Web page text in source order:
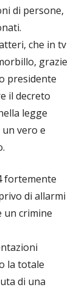
di persone,
che in tv
grazie
presidente
il decreto
legge
un vero e
fortemente
di allarmi
un crimine
la totale
di una